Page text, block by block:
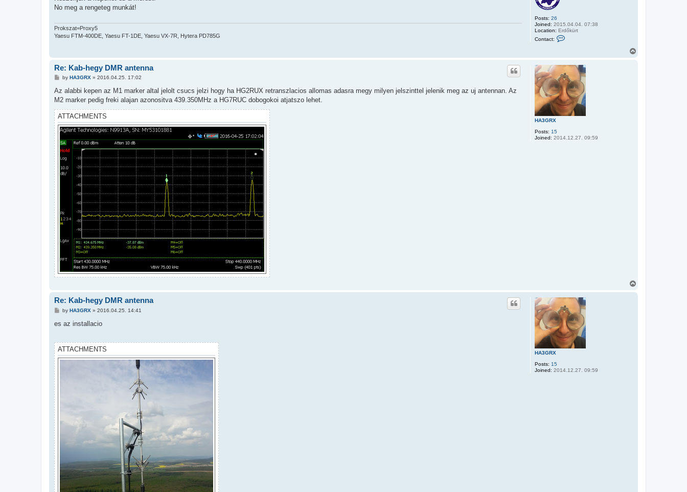
Posts: 26
Joined: 2015.04.04. 07:38
Location: Erdőkürt
Contact:
c
t
P
r
o
k
s
z
a
No meg a rengeteg munkát!
Prokszat=Proxy5
Yaesu FTM-400DE, Yaesu FT-1DE, Yaesu VX-7R, Hytera PD785G
HA3GRX
Posts: 15
Joined: 2014.12.27. 09:59
Re: Kab-hegy DMR antenna
P
s
by HA3GRX» 2016.04.25. 17:02
Az alabbi kepen az M1 marker altal jelolt csucs jelzi hogy ha HG2RUX retranszlacios allomas adasra megy milyen jelszinttel jelenik meg az uj antennan. Az
M2 marker pedig freki alajan azonositva 439.350MHz a HG7RUC dobogokoi atjatszo lehet.
ATTACHMENTS
HA3GRX
Posts: 15
Joined: 2014.12.27. 09:59
Re: Kab-hegy DMR antenna
P
s
by HA3GRX» 2016.04.25. 14:41
es az installacio
ATTACHMENTS